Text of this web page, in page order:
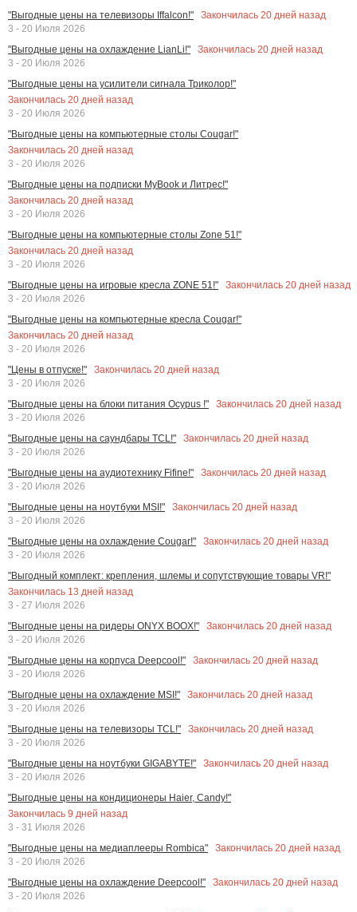
"Выгодные цены на телевизоры Iffalcon!" Закончилась 20 дней назад
3 - 20 Июля 2026
"Выгодные цены на охлаждение LianLi!"
Закончилась 20 дней назад
3 - 20 Июля 2026
"Выгодные цены на усилители сигнала Триколор!"
Закончилась 20 дней назад
3 - 20 Июля 2026
"Выгодные цены на компьютерные столы Cougar!"
Закончилась 20 дней назад
3 - 20 Июля 2026
"Выгодные цены на подписки MyBook и Литрес!"
Закончилась 20 дней назад
3 - 20 Июля 2026
"Выгодные цены на компьютерные столы Zone 51!"
Закончилась 20 дней назад
3 - 20 Июля 2026
"Выгодные цены на игровые кресла ZONE 51!"
Закончилась 20 дней назад
3 - 20 Июля 2026
"Выгодные цены на компьютерные кресла Cougar!"
Закончилась 20 дней назад
3 - 20 Июля 2026
"Цены в отпуске!"
Закончилась 20 дней назад
3 - 20 Июля 2026
"Выгодные цены на блоки питания Ocypus !"
Закончилась 20 дней назад
3 - 20 Июля 2026
"Выгодные цены на саундбары TCL!"
Закончилась 20 дней назад
3 - 20 Июля 2026
"Выгодные цены на аудиотехнику Fifine!"
Закончилась 20 дней назад
3 - 20 Июля 2026
"Выгодные цены на ноутбуки MSI!"
Закончилась 20 дней назад
3 - 20 Июля 2026
"Выгодные цены на охлаждение Cougar!"
Закончилась 20 дней назад
3 - 20 Июля 2026
"Выгодный комплект: крепления, шлемы и сопутствующие товары VR!"
Закончилась 13 дней назад
3 - 27 Июля 2026
"Выгодные цены на ридеры ONYX BOOX!"
Закончилась 20 дней назад
3 - 20 Июля 2026
"Выгодные цены на корпуса Deepcool!"
Закончилась 20 дней назад
3 - 20 Июля 2026
"Выгодные цены на охлаждение MSI!"
Закончилась 20 дней назад
3 - 20 Июля 2026
"Выгодные цены на телевизоры TCL!"
Закончилась 20 дней назад
3 - 20 Июля 2026
"Выгодные цены на ноутбуки GIGABYTE!"
Закончилась 20 дней назад
3 - 20 Июля 2026
"Выгодные цены на кондиционеры Haier, Candy!"
Закончилась 9 дней назад
3 - 31 Июля 2026
"Выгодные цены на медиаплееры Rombica"
Закончилась 20 дней назад
3 - 20 Июля 2026
"Выгодные цены на охлаждение Deepcool!"
Закончилась 20 дней назад
3 - 20 Июля 2026